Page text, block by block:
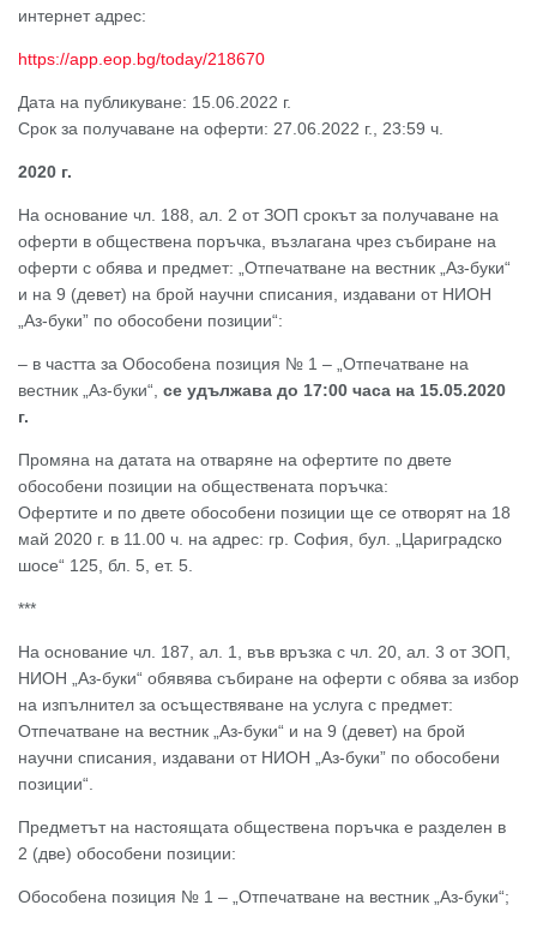
интернет адрес:
https://app.eop.bg/today/218670
Дата на публикуване: 15.06.2022 г.
Срок за получаване на оферти: 27.06.2022 г., 23:59 ч.
2020 г.
На основание чл. 188, ал. 2 от ЗОП срокът за получаване на
оферти в обществена поръчка, възлагана чрез събиране на
оферти с обява и предмет: „Отпечатване на вестник „Аз-буки“
и на 9 (девет) на брой научни списания, издавани от НИОН
„Аз-буки” по обособени позиции“:
– в частта за Обособена позиция № 1 – „Отпечатване на
вестник „Аз-буки“, се удължава до 17:00 часа на 15.05.2020
г.
Промяна на датата на отваряне на офертите по двете
обособени позиции на обществената поръчка:
Офертите и по двете обособени позиции ще се отворят на 18
май 2020 г. в 11.00 ч. на адрес: гр. София, бул. „Цариградско
шосе“ 125, бл. 5, ет. 5.
***
На основание чл. 187, ал. 1, във връзка с чл. 20, ал. 3 от ЗОП,
НИОН „Аз-буки“ обявява събиране на оферти с обява за избор
на изпълнител за осъществяване на услуга с предмет:
Отпечатване на вестник „Аз-буки“ и на 9 (девет) на брой
научни списания, издавани от НИОН „Аз-буки” по обособени
позиции“.
Предметът на настоящата обществена поръчка е разделен в
2 (две) обособени позиции:
Обособена позиция № 1 – „Отпечатване на вестник „Аз-буки“;